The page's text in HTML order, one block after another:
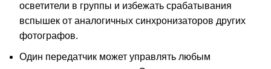
осветители в группы и избежать срабатывания
вспышек от аналогичных синхронизаторов других
фотографов.
Один передатчик может управлять любым